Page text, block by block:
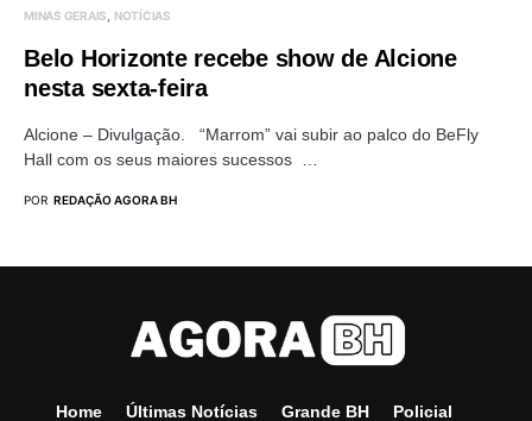
MINAS GERAIS NOTÍCIAS
Belo Horizonte recebe show de Alcione
nesta sexta-feira
Alcione – Divulgação. “Marrom” vai subir ao palco do BeFly
Hall com os seus maiores sucessos …
POR REDAÇÃO AGORA BH
Home Últimas Notícias Grande BH Policial